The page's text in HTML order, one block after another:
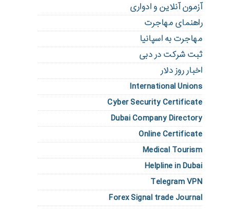
آزمون آنلاین و ادواری
راهنمای مهاجرت
مهاجرت به اسپانیا
ثبت شرکت در دبی
اخبار روز دلار
International Unions
Cyber Security Certificate
Dubai Company Directory
Online Certificate
Medical Tourism
Helpline in Dubai
Telegram VPN
Forex Signal trade Journal